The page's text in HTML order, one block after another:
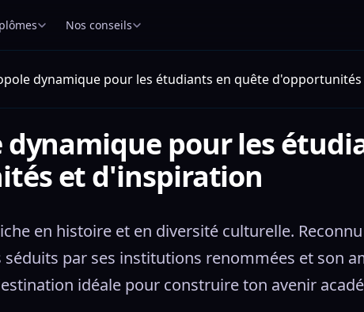
Nos conseils
dynamique pour les étudiants en quête
pour les
et d'inspiration
en histoire et en diversité culturelle.
par ses institutions renommées et son
idéale pour construire ton avenir